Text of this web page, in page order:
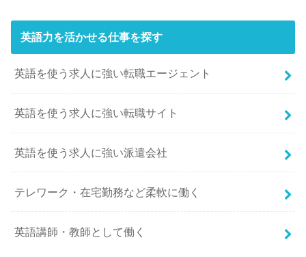
英語力を活かせる仕事を探す
英語を使う求人に強い転職エージェント
英語を使う求人に強い転職サイト
英語を使う求人に強い派遣会社
テレワーク・在宅勤務など柔軟に働く
英語講師・教師として働く